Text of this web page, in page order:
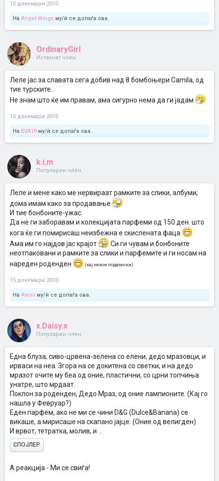
15 декември 2010
На Angel-Wings му/ѝ се допаѓа ова.
OrdinaryGirl
Истакнат член
Леле јас за славата сега добив над 8 бомбоњери Camila, од
тие турските...
Не знам што ќе им правам, ама сигурно нема да ги јадам
15 декември 2010
На EVA19 му/ѝ се допаѓа ова.
k.i.m
Популарен член
Леле и мене како ме нервираат рамките за слики, албуми,
дома имам како за продавање
И тие бонбоните-ужас.
Да не ги заборавам и колекцијата парфеми од 150 ден. што
кога ќе ги помирисаш неизбежна е скислената фаца
Ама им го најдов јас крајот
Си ги чувам и бонбоните
неотпаковани и рамките за слики и парфемите и ги носам на
нареден роденден
(кај некои подалечни)
15 декември 2010
На Alesii му/ѝ се допаѓа ова.
x.Daisy.x
Популарен член
Една блуза, сиво-црвена-зелена со елени, дедо мразовци, и
ирваси на неа. Згора на се докитена со светки, и на дедо
мразот очите му беа од оние, пластични, со црни топчиња
унатре, што мрдаат.
Поклон за роденден, Дедо Мраз, од оние лампионите. (Кај го
нашла у Февруар?)
Еден парфем, ако не ми се чини D&G (Dulce&Banana) се
викаше, а мирисаше на скапано јајце. (Оние од велигден)
И врвот, тетратка, молив, и ...
СПОЈЛЕР
A реакција - Ми се свиѓа!